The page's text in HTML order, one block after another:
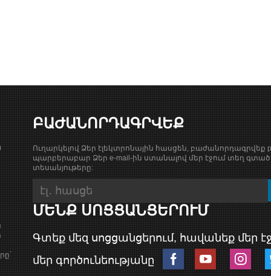
ԲԱԺԱՆՈՐԴԱԳՐՎԵՔ
Ուղարկելով Ձեր էլեկտրոնային հասցեն, բաժանորդագրվեք
պարբերաբար Ձեր e-mail-ին ստանալով մեր էջում տեղ գտած
տեսանյութերը:
ՄԵՆՔ ՍՈՑՑԱՆՑԵՐՈՒՄ
Գտեք մեզ սոցցանցերում, հավանեք մեր
մեր գործունեությանը